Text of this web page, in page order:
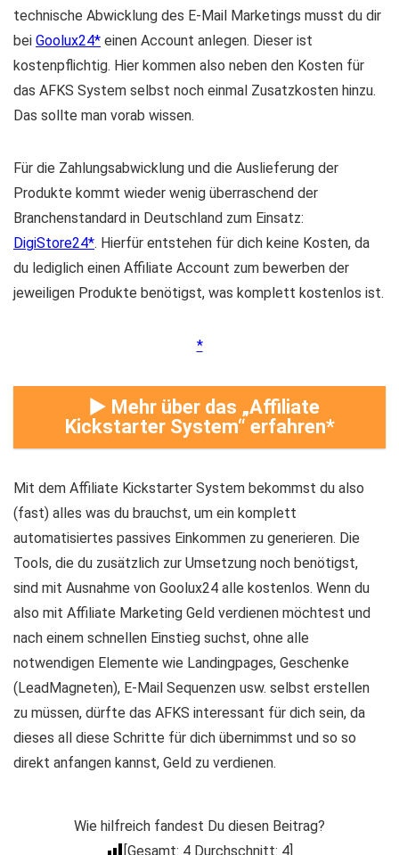
technische Abwicklung des E-Mail Marketings musst du dir
bei Goolux24 einen Account anlegen. Dieser ist
kostenpflichtig. Hier kommen also neben den Kosten für
das AFKS System selbst noch einmal Zusatzkosten hinzu.
Das sollte man vorab wissen.
Für die Zahlungsabwicklung und die Auslieferung der
Produkte kommt wieder wenig überraschend der
Branchenstandard in Deutschland zum Einsatz:
DigiStore24 . Hierfür entstehen für dich keine Kosten, da
du lediglich einen Affiliate Account zum bewerben der
jeweiligen Produkte benötigst, was komplett kostenlos ist.
► Mehr über das „Affiliate
Kickstarter System“ erfahren
Mit dem Affiliate Kickstarter System bekommst du also
(fast) alles was du brauchst, um ein komplett
automatisiertes passives Einkommen zu generieren. Die
Tools, die du zusätzlich zur Umsetzung noch benötigst,
sind mit Ausnahme von Goolux24 alle kostenlos. Wenn du
also mit Affiliate Marketing Geld verdienen möchtest und
nach einem schnellen Einstieg suchst, ohne alle
notwendigen Elemente wie Landingpages, Geschenke
(LeadMagneten), E-Mail Sequenzen usw. selbst erstellen
zu müssen, dürfte das AFKS interessant für dich sein, da
dieses all diese Schritte für dich übernimmst und so so
direkt anfangen kannst, Geld zu verdienen.
Wie hilfreich fandest Du diesen Beitrag?
[Gesamt: 4 Durchschnitt: 4]